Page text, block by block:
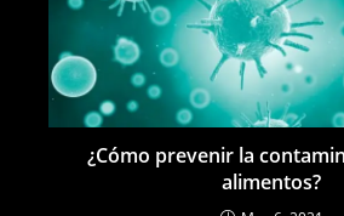
¿Cómo prevenir la
alimentos?